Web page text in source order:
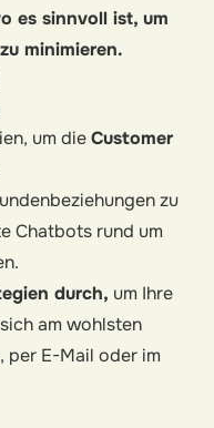
es sinnvoll ist, um
minimieren.
um dieCustomer
zu
Chatbots rund um
durch, um Ihre
am wohlsten
per E-Mail oder im